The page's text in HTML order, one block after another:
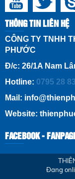
THÔNG TIN LIÊN HỆ
CÔNG TY TNHH
PHƯỚC
Đ/c: 26/1A Nam
Hotline: 0795 28
Mail:
Website:
FACEBOOK -
Đang